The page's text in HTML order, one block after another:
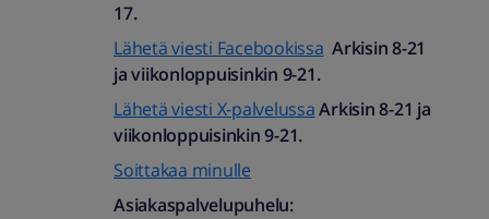
17.
Lähetä viesti Facebookissa Arkisin 8-21
ja viikonloppuisinkin 9-21.
Lähetä viesti X-palvelussaArkisin 8-21 ja
viikonloppuisinkin 9-21.
Soittakaa minulle
Asiakaspalvelupuhelu: